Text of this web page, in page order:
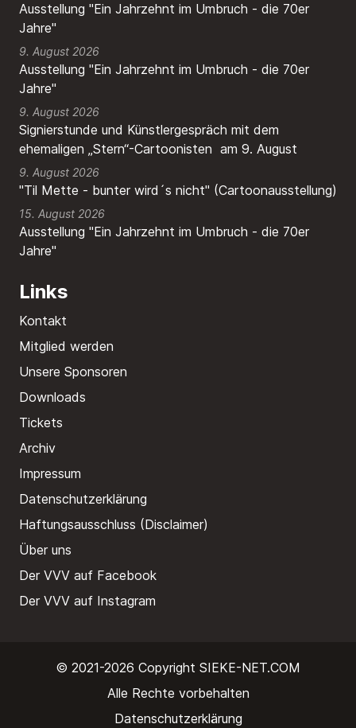
Ausstellung "Ein Jahrzehnt im Umbruch - die 70er
Jahre"
9. August 2026
Ausstellung "Ein Jahrzehnt im Umbruch - die 70er
Jahre"
9. August 2026
Signierstunde und Künstlergespräch mit dem
ehemaligen „Stern“-Cartoonisten am 9. August
9. August 2026
"Til Mette - bunter wird´s nicht" (Cartoonausstellung)
15. August 2026
Ausstellung "Ein Jahrzehnt im Umbruch - die 70er
Jahre"
Links
Kontakt
Mitglied werden
Unsere Sponsoren
Downloads
Tickets
Archiv
Impressum
Datenschutzerklärung
Haftungsausschluss (Disclaimer)
Über uns
Der VVV auf Facebook
Der VVV auf Instagram
© 2021-2026 Copyright SIEKE-NET.COM
Alle Rechte vorbehalten
Datenschutzerklärung